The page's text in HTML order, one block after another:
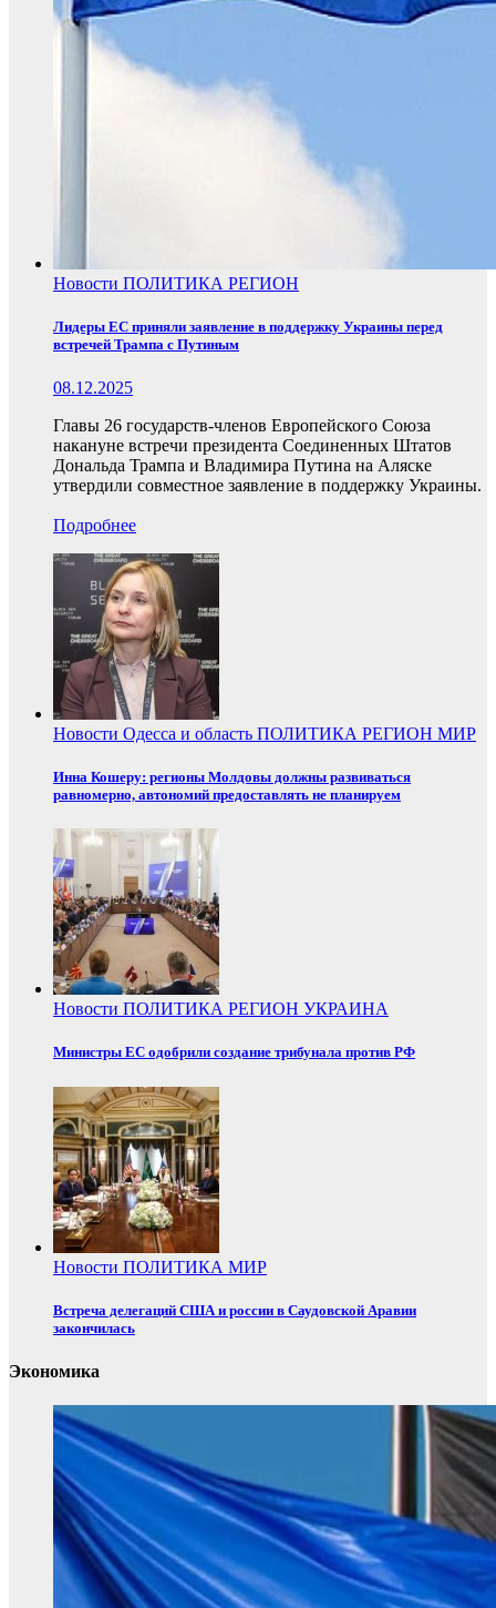
Новости ПОЛИТИКА РЕГИОН
Лидеры ЕС приняли заявление в поддержку Украины перед
встречей Трампа с Путиным
08.12.2025
Главы 26 государств-членов Европейского Союза
накануне встречи президента Соединенных Штатов
Дональда Трампа и Владимира Путина на Аляске
утвердили совместное заявление в поддержку Украины.
Подробнее
Новости Одесса и область ПОЛИТИКА РЕГИОН МИР
Инна Кошеру: регионы Молдовы должны развиваться
равномерно, автономий предоставлять не планируем
Новости ПОЛИТИКА РЕГИОН УКРАИНА
Министры ЕС одобрили создание трибунала против РФ
Новости ПОЛИТИКА МИР
Встреча делегаций США и россии в Саудовской Аравии
закончилась
Экономика